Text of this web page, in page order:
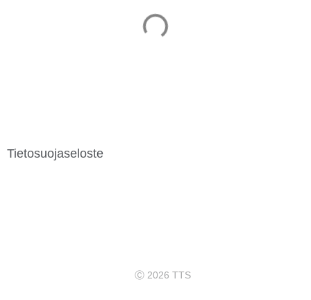
Tietosuojaseloste
Ⓒ 2026 TTS